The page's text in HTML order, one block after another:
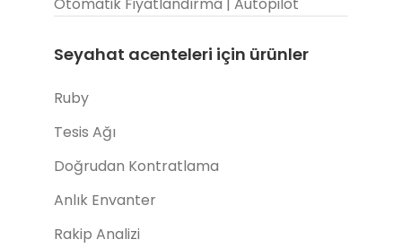
Seyahat acenteleri için ürünler
Ruby
Tesis Ağı
Doğrudan Kontratlama
Anlık Envanter
Rakip Analizi